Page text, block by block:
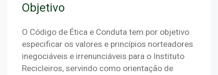
Objetivo
O Código de Ética e Conduta tem por objetivo
especificar os valores e princípios norteadores
inegociáveis e irrenunciáveis para o Instituto
Recicleiros, servindo como orientação de